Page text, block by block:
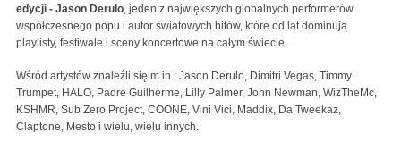
edycji - Jason Derulo, jeden z największych globalnych performerów
współczesnego popu i autor światowych hitów, które od lat dominują
playlisty, festiwale i sceny koncertowe na całym świecie.
Wśród artystów znaleźli się m.in.: Jason Derulo, Dimitri Vegas, Timmy
Trumpet, HALŌ, Padre Guilherme, Lilly Palmer, John Newman, WizTheMc,
KSHMR, Sub Zero Project, COONE, Vini Vici, Maddix, Da Tweekaz,
Claptone, Mesto i wielu, wielu innych.